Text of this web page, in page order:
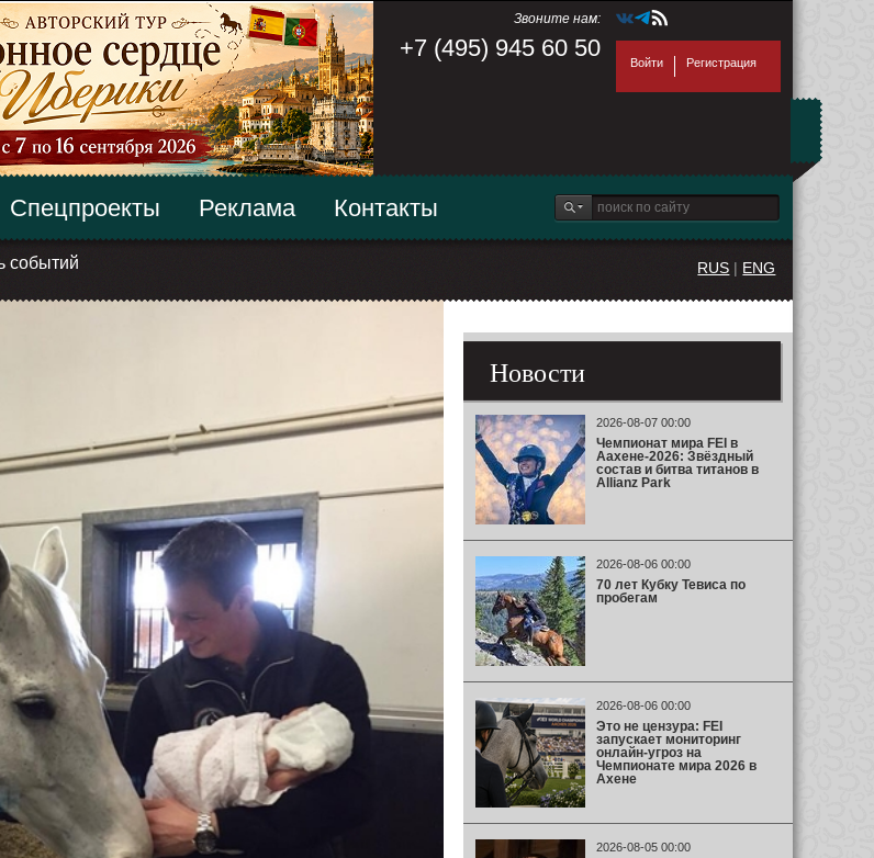
Звоните нам:
+7 (495) 945 60 50
Войти Регистрация
событий
Спецпроекты Реклама Контакты
RUS | ENG
Новости
2026-08-07 00:00
Чемпионат мира FEI в
Аахене-2026: Звёздный
состав и битва титанов в
Allianz Park
2026-08-06 00:00
70 лет Кубку Тевиса по
пробегам
2026-08-06 00:00
Это не цензура: FEI
запускает мониторинг
онлайн-угроз на
Чемпионате мира 2026 в
Ахене
2026-08-05 00:00